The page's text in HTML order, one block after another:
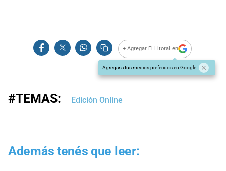
+ Agregar El Litoral en
Agregar a tus medios preferidos en Google
#TEMAS: Edición Online
Además tenés que leer: